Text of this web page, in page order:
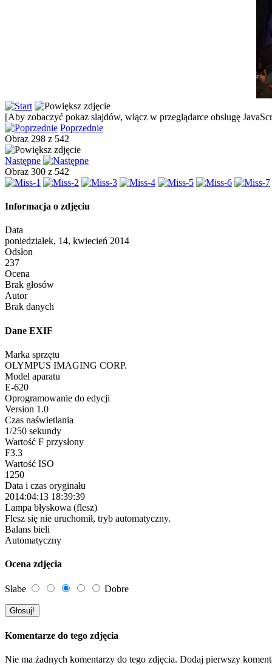
[Aby zobaczyć pokaz slajdów, włącz w przeglądarce obsługę
Poprzednie
Obraz 298 z 542
Następne
Obraz 300 z 542
Informacja o zdjęciu
Data
poniedziałek, 14, kwiecień 2014
Odsłon
237
Ocena
Brak głosów
Autor
Brak danych
Dane EXIF
Marka sprzętu
OLYMPUS IMAGING CORP.
Model aparatu
E-620
Oprogramowanie do edycji
Version 1.0
Czas naświetlania
1/250 sekundy
Wartość F przysłony
F3.3
Wartość ISO
1250
Data i czas oryginału
2014:04:13 18:39:39
Lampa błyskowa (flesz)
Flesz się nie uruchomił, tryb automatyczny.
Balans bieli
Automatyczny
Ocena zdjęcia
Słabe Dobre
Komentarze do tego zdjęcia
Nie ma żadnych komentarzy do tego zdjęcia. Dodaj pierwszy